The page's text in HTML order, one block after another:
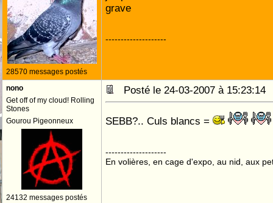
28570 messages postés
grave
--------------------
nono
Get off of my cloud! Rolling
Stones
Gourou Pigeonneux
24132 messages postés
Posté le 24-03-2007 à
SEBB?.. Culs blancs =
--------------------
En volières, en cage d'expo, au nid, aux